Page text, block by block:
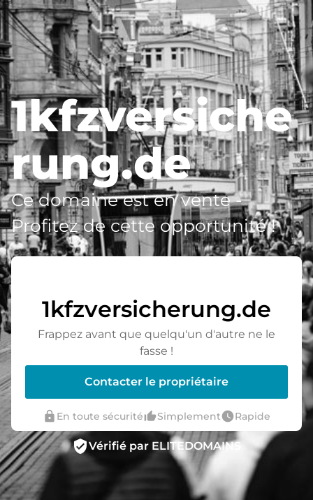
1kfzversiche
rung.de
Ce domaine est en vente -
Profitez de cette opportunité !
1kfzversicherung.de
Frappez avant que quelqu'un d'autre ne le
fasse !
Contacter le propriétaire
lock En toute sécuritéthumb_up_altSimplementwatch_laterRapide
verified_userVérifié par ELITEDOMAINS